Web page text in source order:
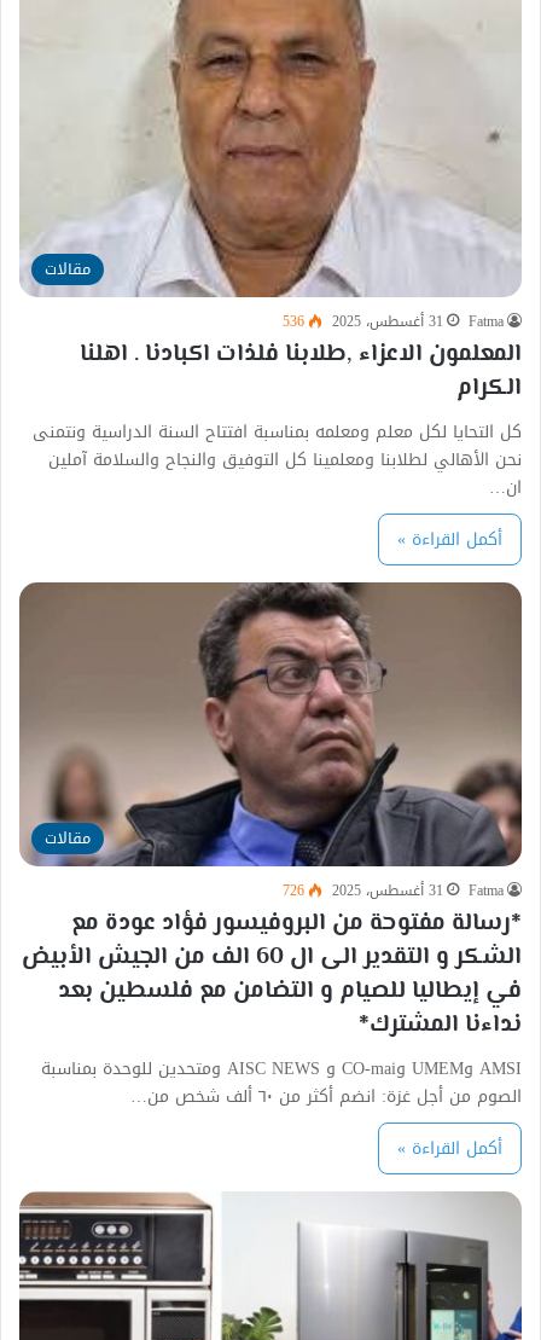
مقالات
Fatma 31 أغسطس، 2025 536
المعلمون الاعزاء ,طلابنا فلذات اكبادنا . اهلنا
الكرام
كل التحايا لكل معلم ومعلمه بمناسبة افتتاح السنة الدراسية ونتمنى
نحن الأهالي لطلابنا ومعلمينا كل التوفيق والنجاح والسلامة آملين
ان…
أكمل القراءة »
مقالات
Fatma 31 أغسطس، 2025 726
*رسالة مفتوحة من البروفيسور فؤاد عودة مع
الشكر و التقدير الى ال 60 الف من الجيش الأبيض
في إيطاليا للصيام و التضامن مع فلسطين بعد
نداءنا المشترك*
AMSI وUMEM وCO-mai و AISC NEWS ومتحدين للوحدة بمناسبة
الصوم من أجل غزة: انضم أكثر من ٦٠ ألف شخص من…
أكمل القراءة »